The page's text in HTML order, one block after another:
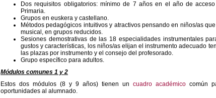
Dos requisitos obligatorios: mínimo de 7 años en el año de
Primaria.
Grupos en euskera y castellano.
Métodos pedagógicos intuitivos y atractivos pensando en niños/as
musical, en grupos reducidos.
Sesiones demostrativas de las 18 especialidades instrumentales
gustos y características, los niños/as elijan el instrumento adecuado
las plazas por instrumento y el consejo del profesorado.
Grupo específico para adultos.
Módulos comunes 1 y 2
Estos dos módulos (8 y 9 años) tienen un cuadro académico común
oportunidades al alumnado.